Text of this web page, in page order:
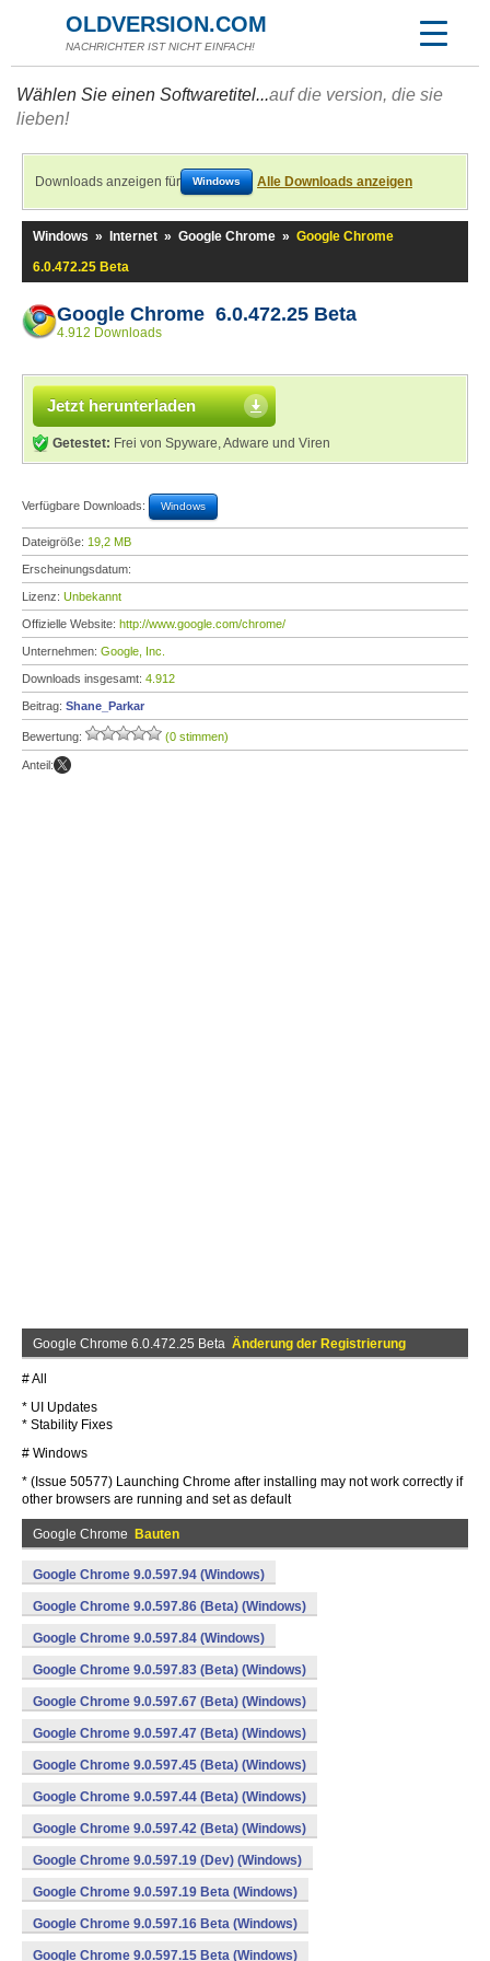
OLDVERSION.COM
NACHRICHTER IST NICHT EINFACH!
Wählen Sie einen Softwaretitel...auf die version, die sie
lieben!
Downloads anzeigen für Windows Alle Downloads anzeigen
Windows » Internet » Google Chrome » Google Chrome
6.0.472.25 Beta
Google Chrome 6.0.472.25 Beta
4.912 Downloads
Jetzt herunterladen
Getestet: Frei von Spyware, Adware und Viren
Verfügbare Downloads: Windows
Dateigröße: 19,2 MB
Erscheinungsdatum:
Lizenz: Unbekannt
Offizielle Website: http://www.google.com/chrome/
Unternehmen: Google, Inc.
Downloads insgesamt: 4.912
Beitrag: Shane_Parkar
Bewertung: (0 stimmen)
Anteil:
Google Chrome 6.0.472.25 Beta Änderung der Registrierung
# All
* UI Updates
* Stability Fixes
# Windows
* (Issue 50577) Launching Chrome after installing may not work correctly if
other browsers are running and set as default
Google Chrome Bauten
Google Chrome 9.0.597.94 (Windows)
Google Chrome 9.0.597.86 (Beta) (Windows)
Google Chrome 9.0.597.84 (Windows)
Google Chrome 9.0.597.83 (Beta) (Windows)
Google Chrome 9.0.597.67 (Beta) (Windows)
Google Chrome 9.0.597.47 (Beta) (Windows)
Google Chrome 9.0.597.45 (Beta) (Windows)
Google Chrome 9.0.597.44 (Beta) (Windows)
Google Chrome 9.0.597.42 (Beta) (Windows)
Google Chrome 9.0.597.19 (Dev) (Windows)
Google Chrome 9.0.597.19 Beta (Windows)
Google Chrome 9.0.597.16 Beta (Windows)
Google Chrome 9.0.597.15 Beta (Windows)